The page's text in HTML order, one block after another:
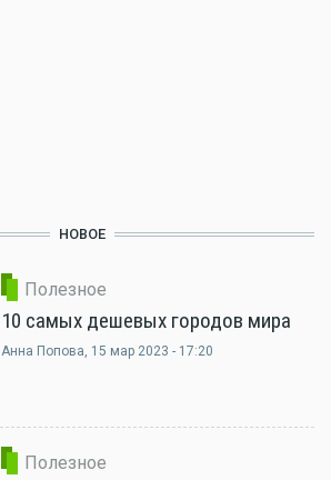
НОВОЕ
Полезное
10 самых дешевых городов мира
Анна Попова, 15 мар 2023 - 17:20
Полезное